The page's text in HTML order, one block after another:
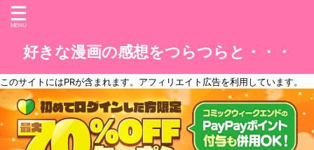
好きな漫画の感想をつらつらと・・・
このサイトにはPRが含まれます。アフィリエイト広告を利用しています。